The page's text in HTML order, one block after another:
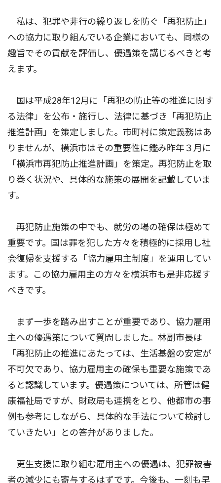
私は、犯罪や非行の繰り返しを防ぐ「再犯防止」
への協力に取り組んでいる企業においても、同様の
趣旨でその貢献を評価し、優遇策を講じるべきと考
えます。
国は平成28年12月に「再犯の防止等の推進に関す
る法律」を公布・施行し、法律に基づき「再犯防止
推進計画」を策定しました。市町村に策定義務はあ
りませんが、横浜市はその重要性に鑑み昨年３月に
「横浜市再犯防止推進計画」を策定。再犯防止を取
り巻く状況や、具体的な施策の展開を記載していま
す。
再犯防止施策の中でも、就労の場の確保は極めて
重要です。国は罪を犯した方々を積極的に採用し社
会復帰を支援する「協力雇用主制度」を運用してい
ます。この協力雇用主の方々を横浜市も是非応援す
べきです。
まず一歩を踏み出すことが重要であり、協力雇用
主への優遇策について質問しました。林副市長は
「再犯防止の推進にあたっては、生活基盤の安定が
不可欠であり、協力雇用主の確保も重要な施策であ
ると認識しています。優遇策については、所管は健
康福祉局ですが、財政局も連携をとり、他都市の事
例も参考にしながら、具体的な手法について検討し
ていきたい」との答弁がありました。
更生支援に取り組む雇用主への優遇は、犯罪被害
者の減少にも寄与するはずです。今後も、一刻も早